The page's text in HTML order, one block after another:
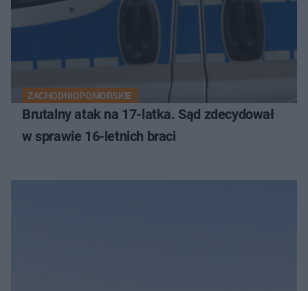
ZACHODNIOPOMORSKIE
Brutalny atak na 17-latka. Sąd zdecydował
w sprawie 16-letnich braci